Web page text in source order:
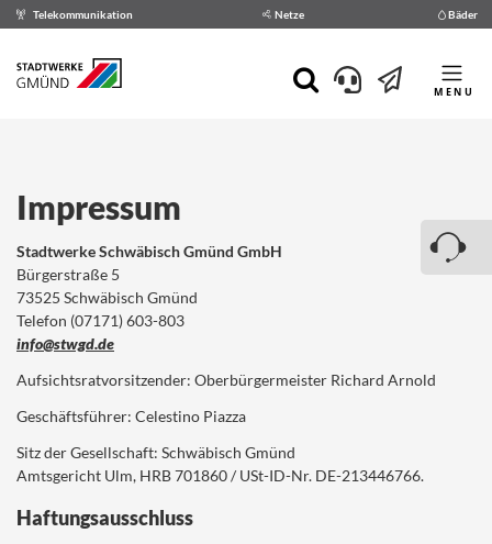
Telekommunikation Netze Bäder
MENU
Impressum
Stadtwerke Schwäbisch Gmünd GmbH
Bürgerstraße 5
73525 Schwäbisch Gmünd
Telefon (07171) 603-803
info@stwgd.de
Aufsichtsratvorsitzender: Oberbürgermeister Richard Arnold
Geschäftsführer: Celestino Piazza
Sitz der Gesellschaft: Schwäbisch Gmünd
Amtsgericht Ulm, HRB 701860 / USt-ID-Nr. DE-213446766.
Haftungsausschluss